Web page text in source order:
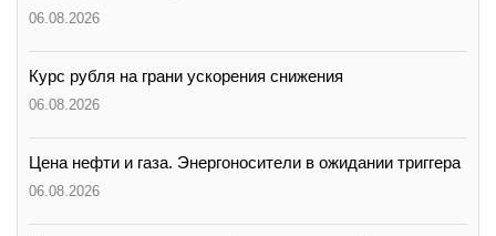
06.08.2026
Курс рубля на грани ускорения снижения
06.08.2026
Цена нефти и газа. Энергоносители в ожидании триггера
06.08.2026